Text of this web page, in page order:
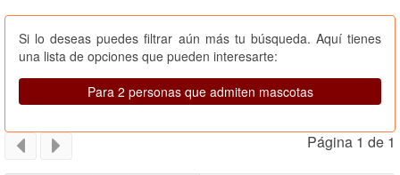
Si lo deseas puedes filtrar aún más tu búsqueda. Aquí tienes
una lista de opciones que pueden interesarte:
Para 2 personas que admiten mascotas
Página 1 de 1